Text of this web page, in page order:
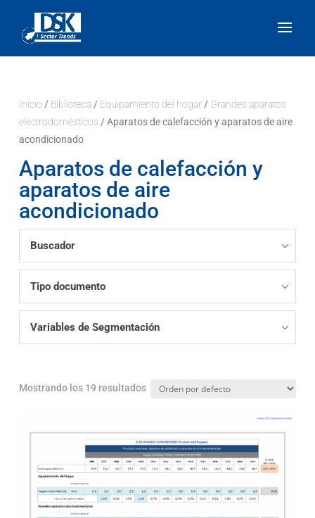
Inicio / Biblioteca/ Equipamiento del hogar / Grandes aparatos
electrodomésticos / Aparatos de calefacción y aparatos de aire
acondicionado
Aparatos de calefacción y
aparatos de aire
acondicionado
Buscador
Tipo documento
Variables de Segmentación
Mostrando los 19 resultados